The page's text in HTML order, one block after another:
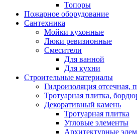
Топоры
Пожарное оборудование
Сантехника
Мойки кухонные
Люки ревизионные
Смесители
Для ванной
Для кухни
Строительные материалы
Гидроизоляция отсечная,
Тротуарная плитка,
Декоративный камень
Тротуарная плитка
Угловые элементы
Архитектурные